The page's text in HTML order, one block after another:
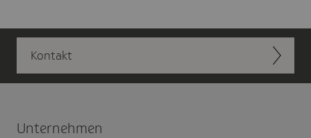
Kontakt
Unter­nehmen